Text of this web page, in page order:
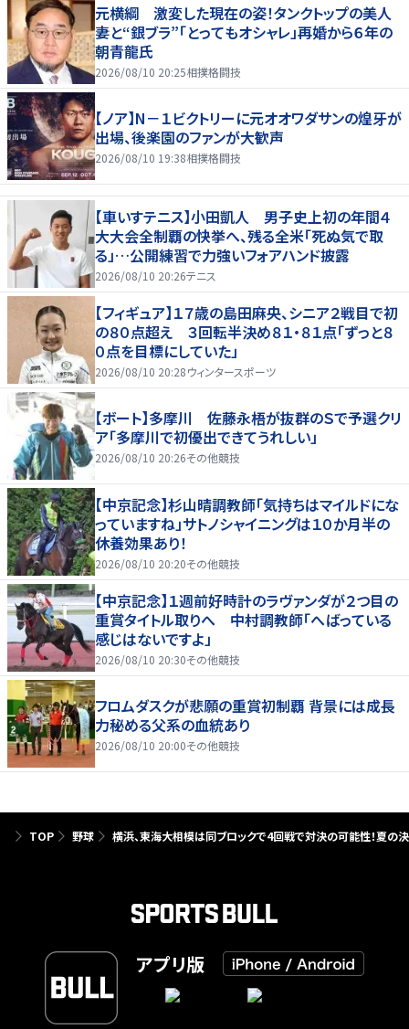
元横綱 激変した現在の姿！タンクトップの美人
妻と“銀ブラ”「とってもオシャレ」再婚から６年の
朝青龍氏
2026/08/10 20:25相撲格闘技
【ノア】N－１ビクトリーに元オオワダサンの煌牙が
出場、後楽園のファンが大歓声
2026/08/10 19:38相撲格闘技
【車いすテニス】小田凱人 男子史上初の年間４
大大会全制覇の快挙へ、残る全米「死ぬ気で取
る」…公開練習で力強いフォアハンド披露
2026/08/10 20:26テニス
【フィギュア】１７歳の島田麻央、シニア２戦目で初
の８０点超え ３回転半決め８１・８１点「ずっと８
０点を目標にしていた」
2026/08/10 20:28ウィンタースポーツ
【ボート】多摩川 佐藤永梧が抜群のＳで予選クリ
ア「多摩川で初優出できてうれしい」
2026/08/10 20:26その他競技
【中京記念】杉山晴調教師「気持ちはマイルドにな
っていますね」サトノシャイニングは１０か月半の
休養効果あり！
2026/08/10 20:20その他競技
【中京記念】１週前好時計のラヴァンダが２つ目の
重賞タイトル取りへ 中村調教師「へばっている
感じはないですよ」
2026/08/10 20:30その他競技
フロムダスクが悲願の重賞初制覇 背景には成長
力秘める父系の血統あり
2026/08/10 20:00その他競技
TOP 野球 横浜、東海大相模は同ブロックで4回戦で対決の可能性！夏の
アプリ版